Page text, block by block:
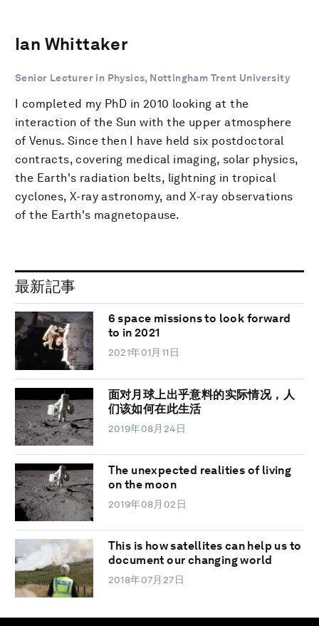
Ian Whittaker
Senior Lecturer in Physics, Nottingham Trent University
I completed my PhD in 2010 looking at the
interaction of the Sun with the upper atmosphere
of Venus. Since then I have held six postdoctoral
contracts, covering medical imaging, solar physics,
the Earth's radiation belts, lightning in tropical
cyclones, X-ray astronomy, and X-ray observations
of the Earth's magnetopause.
最新記事
6 space missions to look forward
to in 2021
2021年01月11日
面对月球上出乎意料的实际情况，人
们该如何在此生活
2019年08月24日
The unexpected realities of living
on the moon
2019年08月02日
This is how satellites can help us to
document our changing world
2018年07月27日